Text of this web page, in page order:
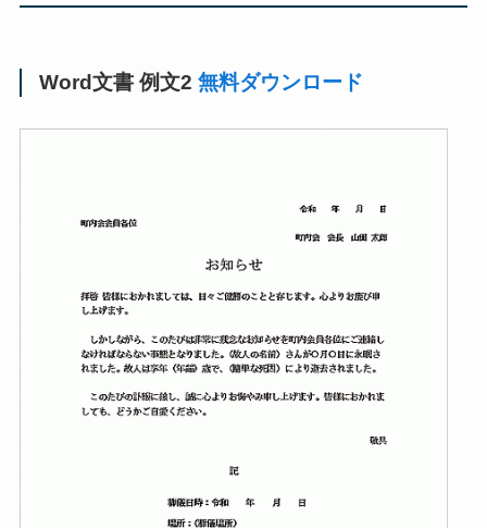
Word文書 例文2 無料ダウンロード